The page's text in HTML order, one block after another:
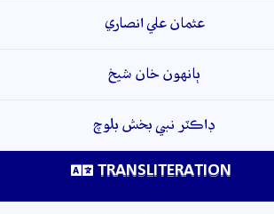
عثمان علي انصاري
ٻانهون خان شيخ
ڊاڪٽر نبي بخش بلوچ
TRANSLITERATION